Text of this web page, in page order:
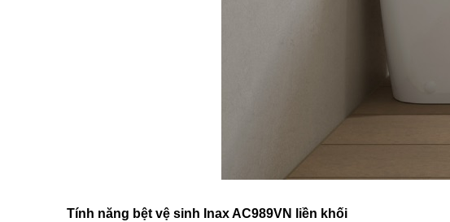
Tính năng bệt vệ sinh Inax AC989VN liền khối